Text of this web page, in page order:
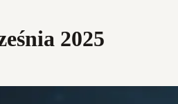
2025